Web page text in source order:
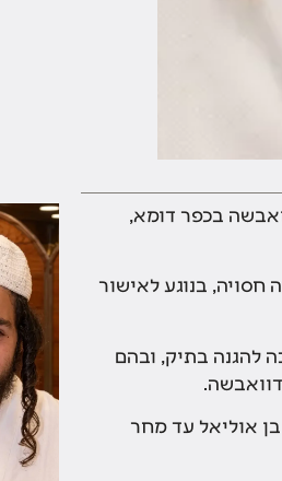
בכפר דומא,
חסויה, בנוגע לאישור
להגנה בתיק, ובהם
אוליאל עד מחר